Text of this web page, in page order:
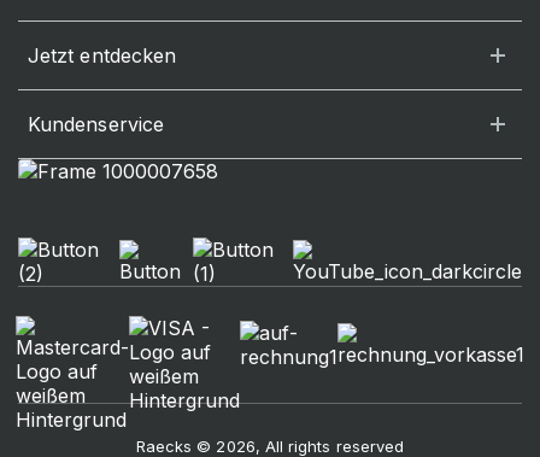
Jetzt entdecken
Kundenservice
Raecks © 2026, All rights reserved